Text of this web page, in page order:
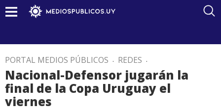
PORTAL MEDIOS PÚBLICOS . REDES .
Nacional-Defensor jugarán la
final de la Copa Uruguay el
viernes